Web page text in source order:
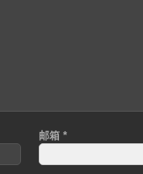
邮箱 *